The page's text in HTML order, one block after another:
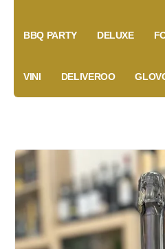
BBQ PARTY DELUXE
VINI DELIVEROO